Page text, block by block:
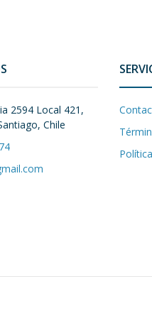
2594 Local 421,
Chile